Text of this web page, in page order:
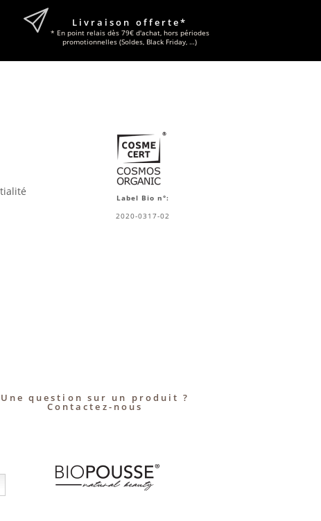
Livraison offerte*
* En point relais dès 79€ d'achat, hors périodes
promotionnelles (Soldes, Black Friday, …)
Label Bio n°:
2020-0317-02
Une question sur un produit ?
Contactez-nous